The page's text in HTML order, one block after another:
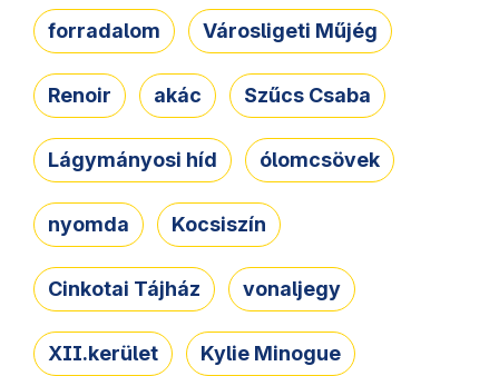
forradalom Városligeti Műjég
Renoir akác Szűcs Csaba
Lágymányosi híd ólomcsövek
nyomda Kocsiszín
Cinkotai Tájház vonaljegy
XII.kerület Kylie Minogue